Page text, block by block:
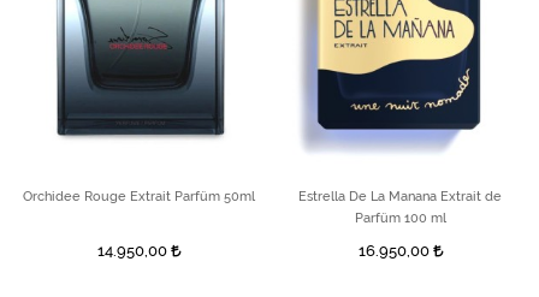
Orchidee Rouge Extrait Parfüm 50ml
14.950,00
Estrella De La Manana Extrait de
Parfüm 100 ml
16.950,00